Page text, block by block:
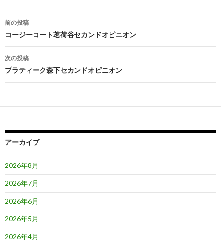
投
稿
ナ
ビ
ゲ
ー
ョ
前の投稿
コージーコート茗荷谷セカンドオピニオン
次の投稿
プラティーク森下セカンドオピニオン
アーカイブ
2026年8月
2026年7月
2026年6月
2026年5月
2026年4月